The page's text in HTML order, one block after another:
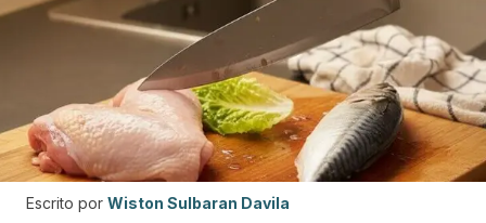
Escrito por Wiston Sulbaran Davila